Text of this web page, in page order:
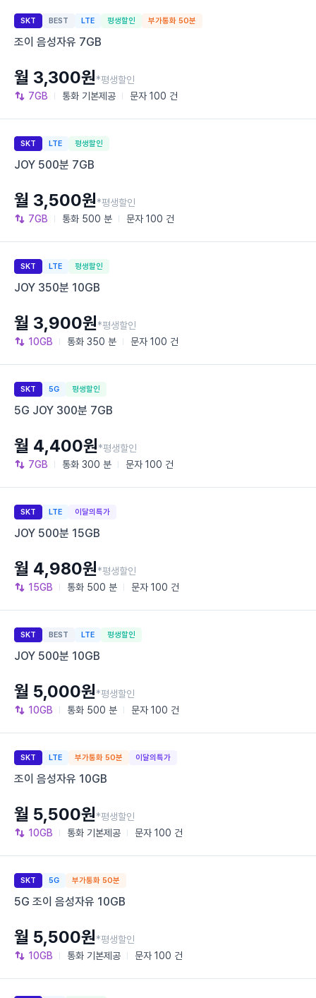
SKT BEST LTE 평생할인 부가통화 50분
조이 음성자유 7GB
7GB 통화 기본제공 문자 100 건
월 3,300원*평생할인
SKT LTE 평생할인
JOY 500분 7GB
7GB 통화 500 분 문자 100 건
월 3,500원*평생할인
SKT LTE 평생할인
JOY 350분 10GB
10GB 통화 350 분 문자 100 건
월 3,900원*평생할인
SKT 5G 평생할인
5G JOY 300분 7GB
7GB 통화 300 분 문자 100 건
월 4,400원*평생할인
SKT LTE 이달의특가
JOY 500분 15GB
15GB 통화 500 분 문자 100 건
월 4,980원*평생할인
SKT BEST LTE 평생할인
JOY 500분 10GB
10GB 통화 500 분 문자 100 건
월 5,000원*평생할인
SKT LTE 부가통화 50분 이달의특가
조이 음성자유 10GB
10GB 통화 기본제공 문자 100 건
월 5,500원*평생할인
SKT 5G 부가통화 50분
5G 조이 음성자유 10GB
10GB 통화 기본제공 문자 100 건
월 5,500원*평생할인